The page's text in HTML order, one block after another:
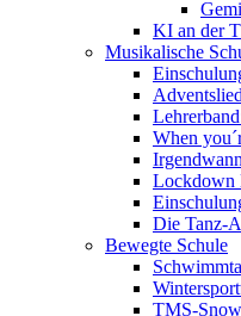
KI an der
Musikalische
When
Lockdown
Die Tanz-
Bewegte Schule
TMS-